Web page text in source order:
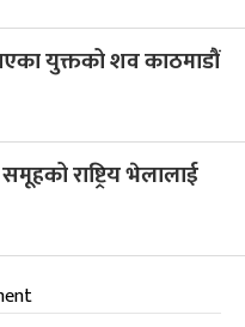
युक्तको शव काठमाडौं
राष्ट्रिय भेलालाई